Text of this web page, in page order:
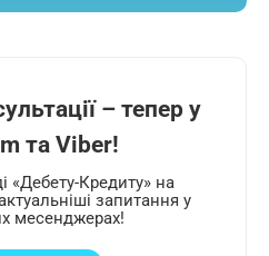
– тепер у
та Viber!
«Дебету-Кредиту» на
запитання у
месенджерах!